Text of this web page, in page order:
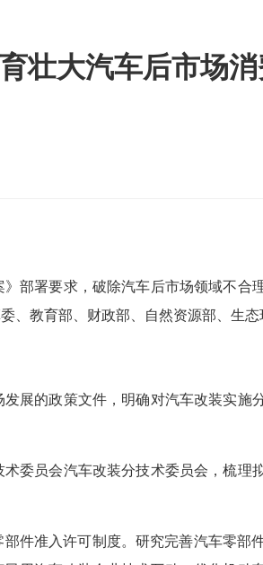
壮大汽车后市场
部署要求，破除汽车后市场领域不合
教育部、财政部、自然资源部、生态
展的政策文件，明确对汽车改装实施
委员会汽车改装分技术委员会，梳
件准入许可制度。研究完善汽车零